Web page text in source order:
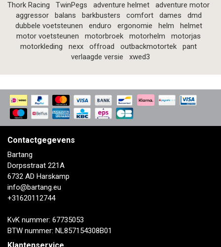
Thork Racing
TwinPegs adventure helmet
adventure motor
aggressor
balans barkbusters comfort dames
dmd
dubbele voetsteunen
enduro ergonomie helm
helmet
motor voetsteunen
motorbroek motorhelm
motorjas
motorkleding
nexx offroad outbackmotortek
pant
verlaagde versie
xwed3
Contactgegevens
Bartang
Dorpsstraat 221A
6732 AD Harskamp
info@bartang.eu
+31620112744
KvK nummer: 67735053
BTW nummer: NL857154308B01